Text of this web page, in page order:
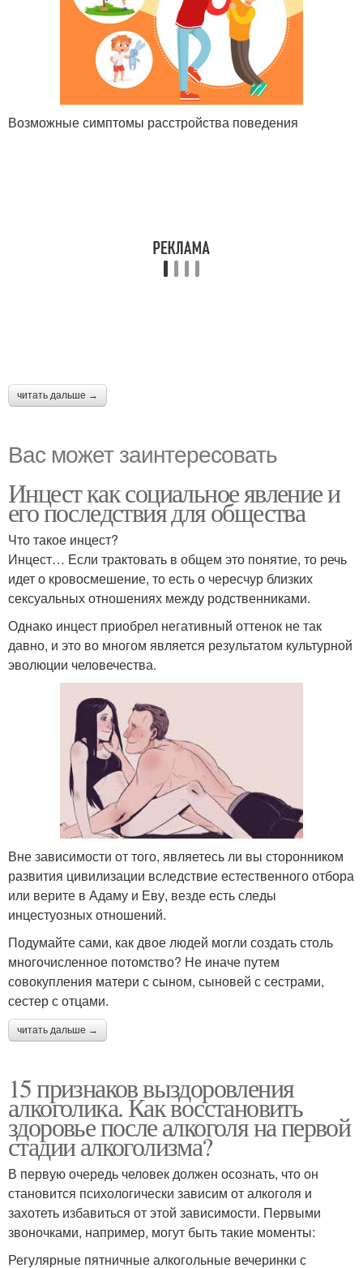
Возможные симптомы расстройства поведения
читать дальше →
Вас может заинтересовать
Инцест как социальное явление и
его последствия для общества
Что такое инцест?
Инцест… Если трактовать в общем это понятие, то речь
идет о кровосмешение, то есть о чересчур близких
сексуальных отношениях между родственниками.
Однако инцест приобрел негативный оттенок не так
давно, и это во многом является результатом культурной
эволюции человечества.
Вне зависимости от того, являетесь ли вы сторонником
развития цивилизации вследствие естественного отбора
или верите в Адаму и Еву, везде есть следы
инцестуозных отношений.
Подумайте сами, как двое людей могли создать столь
многочисленное потомство? Не иначе путем
совокупления матери с сыном, сыновей с сестрами,
сестер с отцами.
читать дальше →
15 признаков выздоровления
алкоголика. Как восстановить
здоровье после алкоголя на первой
стадии алкоголизма?
В первую очередь человек должен осознать, что он
становится психологически зависим от алкоголя и
захотеть избавиться от этой зависимости. Первыми
звоночками, например, могут быть такие моменты:
Регулярные пятничные алкогольные вечеринки с